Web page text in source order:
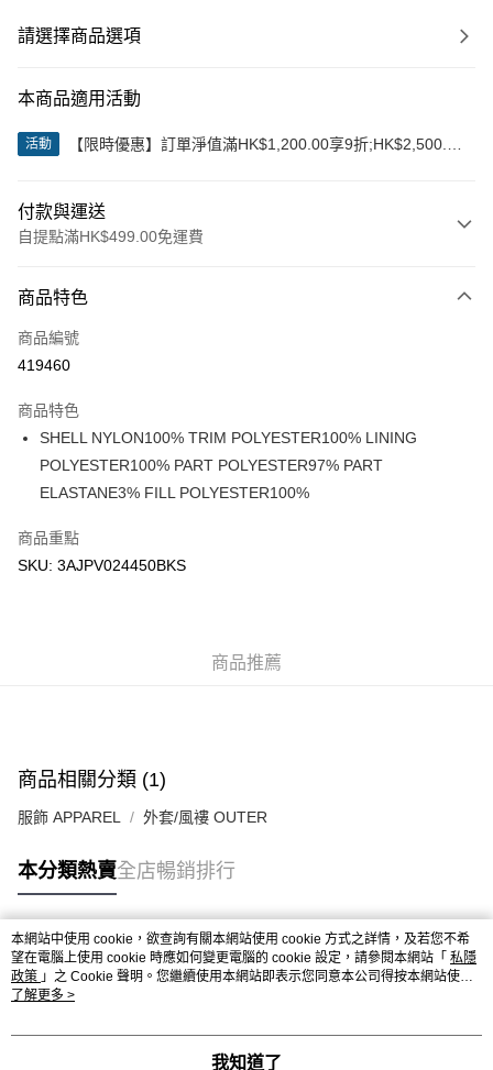
請選擇商品選項
本商品適用活動
活動
【限時優惠】訂單淨值滿HK$1,200.00享9折;HK$2,500.00
付款與運送
自提點滿HK$499.00免運費
信用卡
Apple Pay
AlipayHK
WeChat Pay
送貨方式
付款後順豐站及營業點
每筆HK$50.00，滿HK$499.00或以上免運費
配送至澳門
商品特色
商品編號
419460
商品特色
SHELL NYLON100% TRIM POLYESTER100% LINING
POLYESTER100% PART POLYESTER97% PART
ELASTANE3% FILL POLYESTER100%
商品重點
SKU: 3AJPV024450BKS
商品推薦
商品相關分類 (1)
服飾 APPAREL 外套/風褸 OUTER
本分類熱賣全店暢銷排行
熱門標籤
熱銷排行
本網站中使用 cookie，欲查詢有關本網站使用 cookie 方式之詳情，及若您不希
望在電腦上使用 cookie 時應如何變更電腦的 cookie 設定，請參閱本網站「 私隱
政策 」之 Cookie 聲明。您繼續使用本網站即表示您同意本公司得按本網站使用
條款之 Cookie 聲明使用 cookie。
了解更多 >
我知道了